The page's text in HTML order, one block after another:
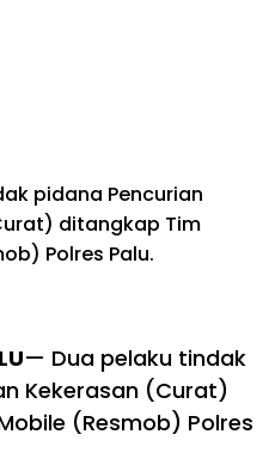
pidana Pencurian
ditangkap Tim
Polres Palu.
— Dua pelaku tindak
Kekerasan (Curat)
(Resmob) Polres